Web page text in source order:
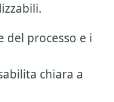
del processo e i
chiara a